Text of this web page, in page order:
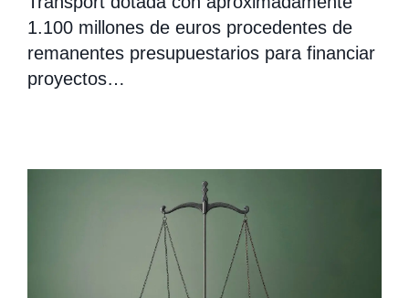
1.100 millones de euros procedentes de
remanentes presupuestarios para financiar
proyectos…